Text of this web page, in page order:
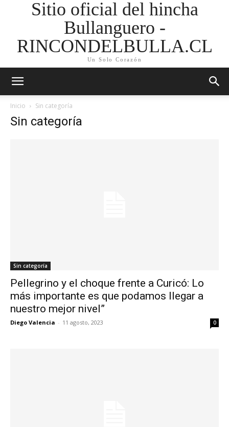
Sitio oficial del hincha
Bullanguero -
RINCONDELBULLA.CL
Un Solo Corazón
Inicio Sin categoría
Sin categoría
Sin categoría
Pellegrino y el choque frente a Curicó: Lo
más importante es que podamos llegar a
nuestro mejor nivel”
Diego Valencia - 11 agosto, 2023 0